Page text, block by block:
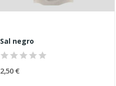
Sal negro
2,50 €